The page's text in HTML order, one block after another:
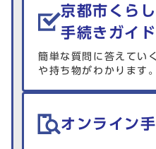
京都市くら
手続きガイド
簡単な質問に答えてい
や持ち物がわかります。
オンライン